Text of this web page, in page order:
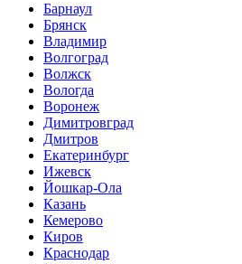
Барнаул
Брянск
Владимир
Волгоград
Волжск
Вологда
Воронеж
Димитровград
Дмитров
Екатеринбург
Ижевск
Йошкар-Ола
Казань
Кемерово
Киров
Краснодар